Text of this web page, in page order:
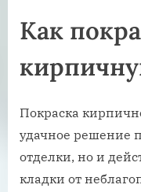
Как
Покраска
удачное решение
отделки, но и
кладки от